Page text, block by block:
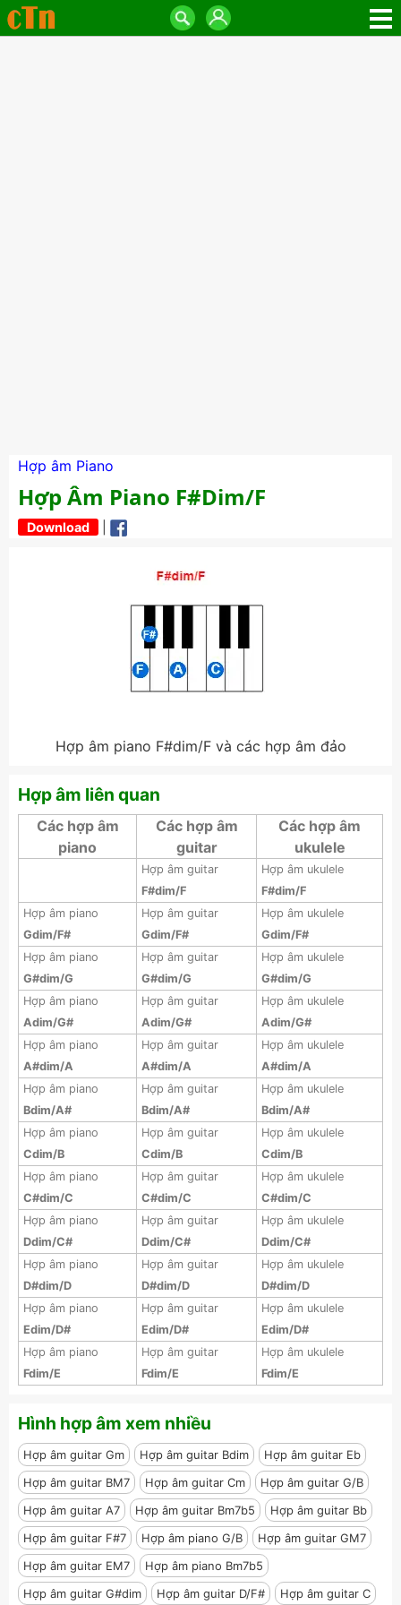
Hợp âm Piano
Hợp Âm Piano F#dim/F
Download
Hợp âm piano F#dim/F và các hợp âm đảo
Hợp âm liên quan
Các hợp âm
piano
Các hợp âm
guitar
Các hợp âm
ukulele
Hợp âm guitar
F#dim/F
Hợp âm ukulele
F#dim/F
Hợp âm piano
Gdim/F#
Hợp âm guitar
Gdim/F#
Hợp âm ukulele
Gdim/F#
Hợp âm piano
G#dim/G
Hợp âm guitar
G#dim/G
Hợp âm ukulele
G#dim/G
Hợp âm piano
Adim/G#
Hợp âm guitar
Adim/G#
Hợp âm ukulele
Adim/G#
Hợp âm piano
A#dim/A
Hợp âm guitar
A#dim/A
Hợp âm ukulele
A#dim/A
Hợp âm piano
Bdim/A#
Hợp âm guitar
Bdim/A#
Hợp âm ukulele
Bdim/A#
Hợp âm piano
Cdim/B
Hợp âm guitar
Cdim/B
Hợp âm ukulele
Cdim/B
Hợp âm piano
C#dim/C
Hợp âm guitar
C#dim/C
Hợp âm ukulele
C#dim/C
Hợp âm piano
Ddim/C#
Hợp âm guitar
Ddim/C#
Hợp âm ukulele
Ddim/C#
Hợp âm piano
D#dim/D
Hợp âm guitar
D#dim/D
Hợp âm ukulele
D#dim/D
Hợp âm piano
Edim/D#
Hợp âm guitar
Edim/D#
Hợp âm ukulele
Edim/D#
Hợp âm piano
Fdim/E
Hợp âm guitar
Fdim/E
Hợp âm ukulele
Fdim/E
Hình hợp âm xem nhiều
Hợp âm guitar Gm Hợp âm guitar Bdim
Hợp âm guitar Eb
Hợp âm guitar BM7
Hợp âm guitar Cm
Hợp âm guitar G/B
Hợp âm guitar A7
Hợp âm guitar Bm7b5
Hợp âm guitar Bb
Hợp âm guitar F#7
Hợp âm piano G/B
Hợp âm guitar GM7
Hợp âm guitar EM7
Hợp âm piano Bm7b5
Hợp âm guitar G#dim
Hợp âm guitar D/F# Hợp âm guitar C